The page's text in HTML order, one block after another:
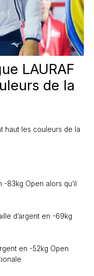
LAURAF
de la
haut les couleurs de la
83kg Open alors qu’il
d’argent en -69kg
en -52kg Open